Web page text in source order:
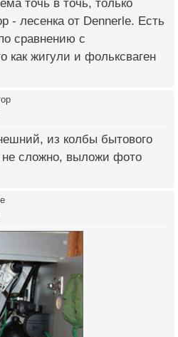
точь в точь, только
- лесенка от Dennerle. Есть
сравнению с
как жигули и фольксваген
из колбы бытового
сложно, выложи фото